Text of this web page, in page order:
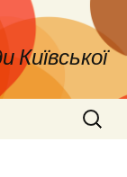
Київської
Пошук: